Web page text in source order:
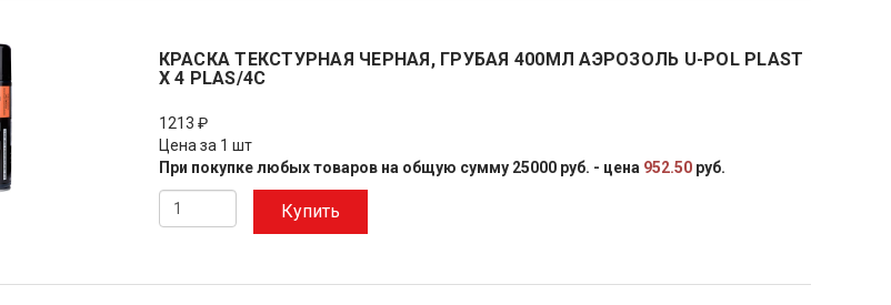
КРАСКА ТЕКСТУРНАЯ ЧЕРНАЯ, ГРУБАЯ 400МЛ АЭРОЗОЛЬ U-POL PLAST
X 4 PLAS/4C
1213 ₽
Цена за 1 шт
При покупке любых товаров на общую сумму 25000 руб. - цена 952.50руб.
Купить